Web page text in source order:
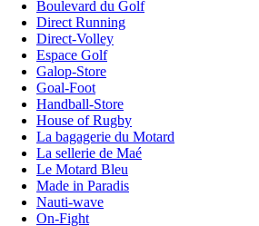
Boulevard du Golf
Direct Running
Direct-Volley
Espace Golf
Galop-Store
Goal-Foot
Handball-Store
House of Rugby
La bagagerie du Motard
La sellerie de Maé
Le Motard Bleu
Made in Paradis
Nauti-wave
On-Fight